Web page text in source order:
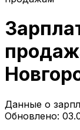
Данные о
Обновлено: